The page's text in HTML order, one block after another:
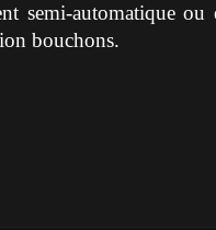
semi-automatique
bouchons.